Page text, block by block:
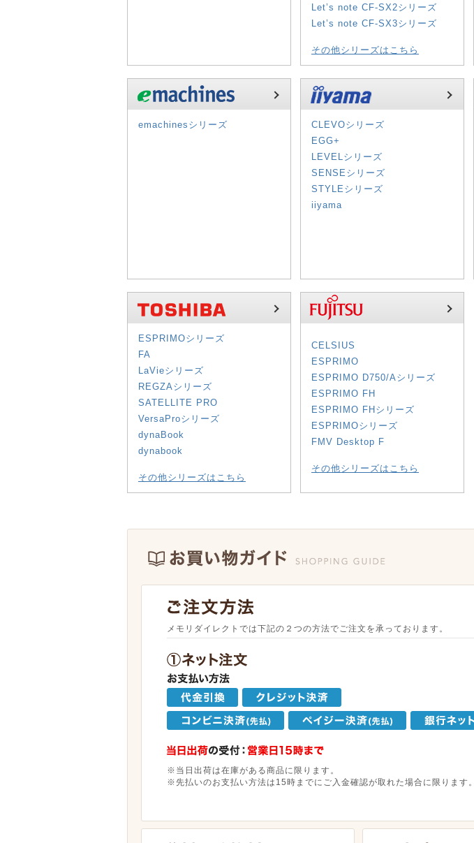
Let’s note CF-SX2シリーズ
Let’s note CF-SX3シリーズ
その他シリーズはこちら
emachinesシリーズ
CLEVOシリーズ
EGG+
LEVELシリーズ
SENSEシリーズ
STYLEシリーズ
iiyama
ESPRIMOシリーズ
FA
LaVieシリーズ
REGZAシリーズ
SATELLITE PRO
VersaProシリーズ
dynaBook
dynabook
その他シリーズはこちら
CELSIUS
ESPRIMO
ESPRIMO D750/Aシリーズ
ESPRIMO FH
ESPRIMO FHシリーズ
ESPRIMOシリーズ
FMV Desktop F
その他シリーズはこちら
メモリダイレクトでは下記の２つの方法でご注文を承っております。
※当日出荷は在庫がある商品に限ります。
※先払いのお支払い方法は15時までにご入金確認が取れた場合に限ります。